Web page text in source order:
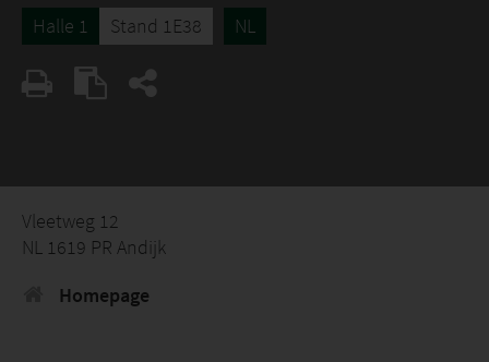
Halle 1 Stand 1E38 NL
Vleetweg 12
NL 1619 PR Andijk
Homepage